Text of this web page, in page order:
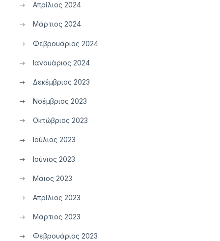
Απρίλιος 2024
Μάρτιος 2024
Φεβρουάριος 2024
Ιανουάριος 2024
Δεκέμβριος 2023
Νοέμβριος 2023
Οκτώβριος 2023
Ιούλιος 2023
Ιούνιος 2023
Μάιος 2023
Απρίλιος 2023
Μάρτιος 2023
Φεβρουάριος 2023